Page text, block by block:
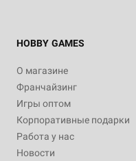
HOBBY GAMES
О магазине
Франчайзинг
Игры оптом
Корпоративные подарки
Работа у нас
Новости